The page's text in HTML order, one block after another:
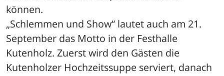
können.
„Schlemmen und Show“ lautet auch am 21.
September das Motto in der Festhalle
Kutenholz. Zuerst wird den Gästen die
Kutenholzer Hochzeitssuppe serviert, danach